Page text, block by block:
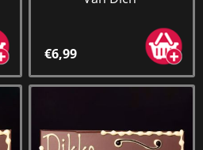
€6,99